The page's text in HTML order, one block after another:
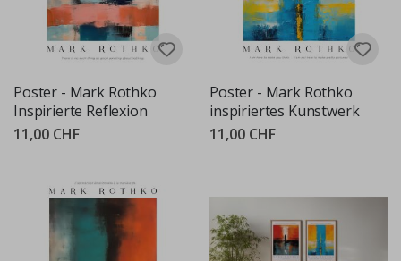
Poster - Mark Rothko
Inspirierte Reflexion
11,00 CHF
Poster - Mark Rothko
inspiriertes Kunstwerk
11,00 CHF